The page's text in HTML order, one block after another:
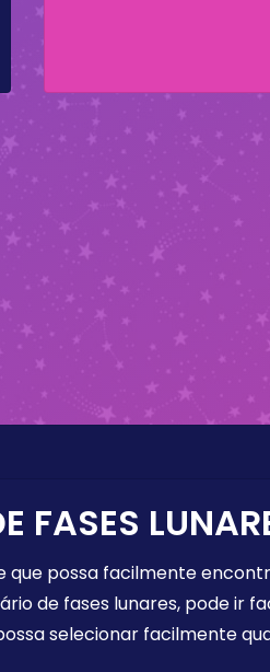
FASES
que possa facilmente
de fases lunares, pode ir
selecionar facilmente